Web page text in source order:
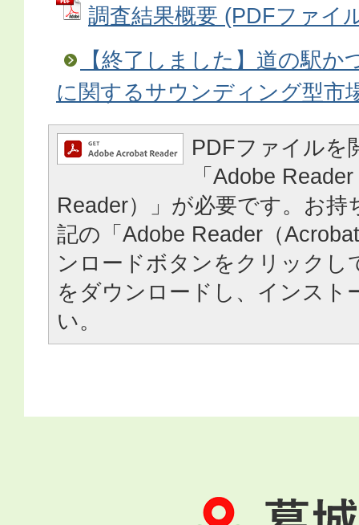
調査結果概要 (PDFファイ
【終了しました】道の駅か
に関するサウンディング型市
PDFファイルを
「Adobe
Reader）」が必要です。お持
記の「Adobe Reader（
ンロードボタンをクリックし
をダウンロードし、インスト
い。
葛